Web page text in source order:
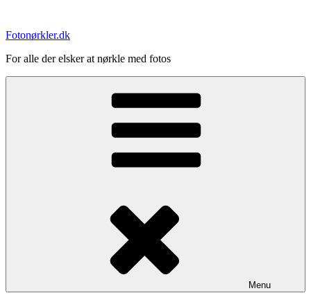
indhold
Fotonørkler.dk
For alle der elsker at nørkle med fotos
Menu